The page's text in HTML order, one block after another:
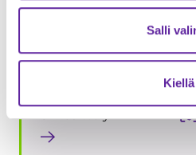
Salli
Kiellä
1